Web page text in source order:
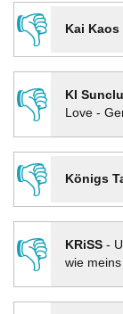
👎
Kai Kaos
👎
KI
Love -
👎
Königs
👎
KRiSS-
wie meins